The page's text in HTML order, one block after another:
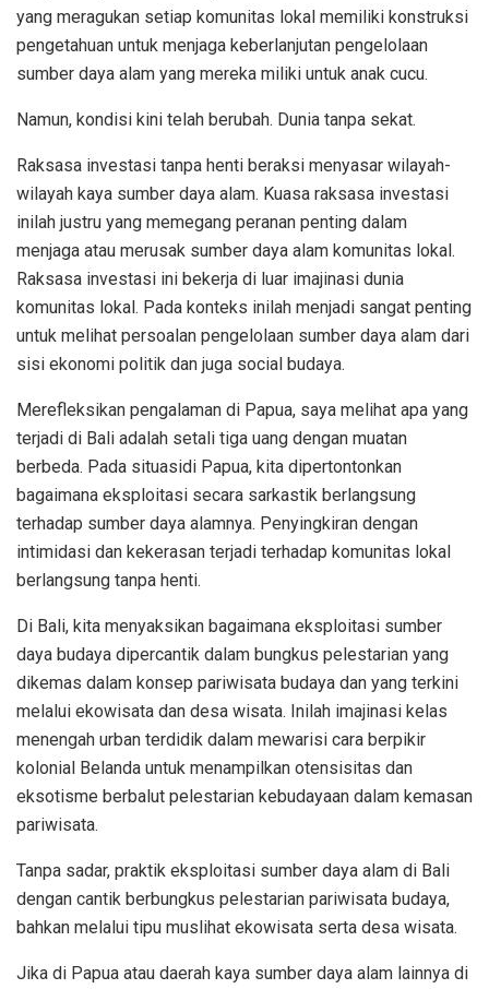
yang meragukan setiap komunitas lokal memiliki konstruksi
pengetahuan untuk menjaga keberlanjutan pengelolaan
sumber daya alam yang mereka miliki untuk anak cucu.
Namun, kondisi kini telah berubah. Dunia tanpa sekat.
Raksasa investasi tanpa henti beraksi menyasar wilayah-
wilayah kaya sumber daya alam. Kuasa raksasa investasi
inilah justru yang memegang peranan penting dalam
menjaga atau merusak sumber daya alam komunitas lokal.
Raksasa investasi ini bekerja di luar imajinasi dunia
komunitas lokal. Pada konteks inilah menjadi sangat penting
untuk melihat persoalan pengelolaan sumber daya alam dari
sisi ekonomi politik dan juga social budaya.
Merefleksikan pengalaman di Papua, saya melihat apa yang
terjadi di Bali adalah setali tiga uang dengan muatan
berbeda. Pada situasidi Papua, kita dipertontonkan
bagaimana eksploitasi secara sarkastik berlangsung
terhadap sumber daya alamnya. Penyingkiran dengan
intimidasi dan kekerasan terjadi terhadap komunitas lokal
berlangsung tanpa henti.
Di Bali, kita menyaksikan bagaimana eksploitasi sumber
daya budaya dipercantik dalam bungkus pelestarian yang
dikemas dalam konsep pariwisata budaya dan yang terkini
melalui ekowisata dan desa wisata. Inilah imajinasi kelas
menengah urban terdidik dalam mewarisi cara berpikir
kolonial Belanda untuk menampilkan otensisitas dan
eksotisme berbalut pelestarian kebudayaan dalam kemasan
pariwisata.
Tanpa sadar, praktik eksploitasi sumber daya alam di Bali
dengan cantik berbungkus pelestarian pariwisata budaya,
bahkan melalui tipu muslihat ekowisata serta desa wisata.
Jika di Papua atau daerah kaya sumber daya alam lainnya di